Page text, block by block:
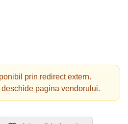
prin redirect extern.
pagina vendorului.